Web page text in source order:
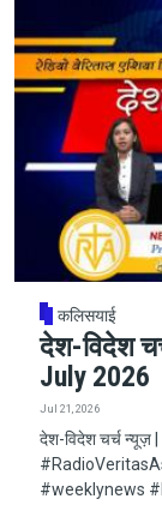
कलिसयाई
देश-विदेश
July 2026
Jul 21, 2026
देश-विदेश चर्च
#weeklynews​